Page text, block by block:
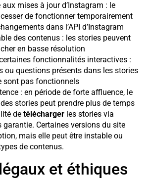
aux mises à jour d’Instagram : le
de fonctionner temporairement
dans l’API d’Instagram
des contenus : les stories peuvent
en basse résolution
fonctionnalités interactives :
ou questions présents dans les stories
sont pas fonctionnels
: en période de forte affluence, le
stories peut prendre plus de temps
de télécharger les stories via
garantie. Certaines versions du site
mais elle peut être instable ou
de contenus.
et éthiques